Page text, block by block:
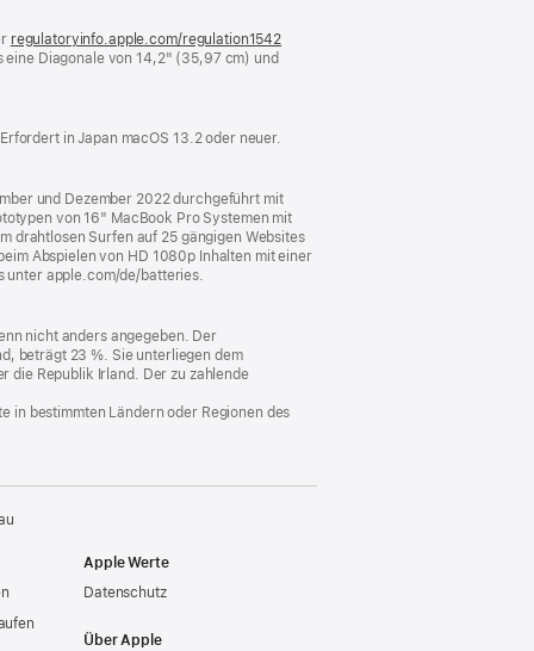
regulatoryinfo.apple.com/regulation1542
eine Diagonale von 14,2" (35,97 cm) und
in Japan macOS 13.2 oder neuer.
und Dezember 2022 durchgeführt mit
von 16" MacBook Pro Systemen mit
drahtlosen Surfen auf 25 gängigen Websites
Abspielen von HD 1080p Inhalten mit einer
unter apple.com/de/batteries.
nicht anders angegeben. Der
beträgt 23 %. Sie unterliegen dem
die Republik Irland. Der zu zahlende
in bestimmten Ländern oder Regionen des
Apple Werte
Datenschutz
Über Apple